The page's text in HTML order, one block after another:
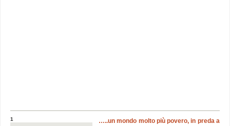
1
…..un mondo molto più povero, in preda a